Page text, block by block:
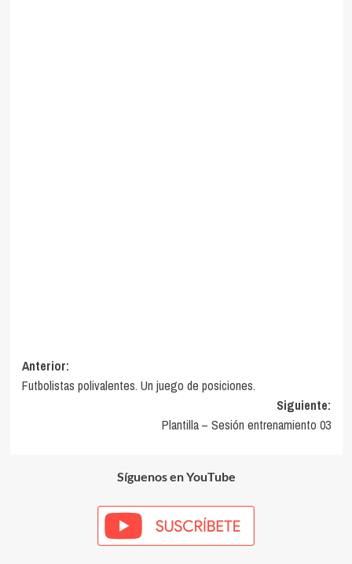
Navegación
de
Anterior:
Futbolistas polivalentes. Un juego de posiciones.
Siguiente:
Plantilla – Sesión entrenamiento 03
Síguenos en YouTube